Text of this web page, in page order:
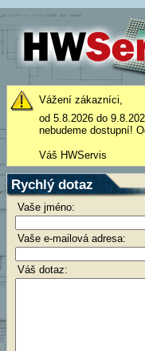
Vážení zákazníci,
od 5.8.2026 do
nebudeme dostupní!
Váš HWServis
Rychlý dotaz
Vaše jméno:
Vaše e-mailová adresa:
Váš dotaz: